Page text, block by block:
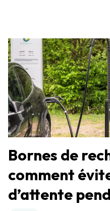
Bornes de
comment
d’attente